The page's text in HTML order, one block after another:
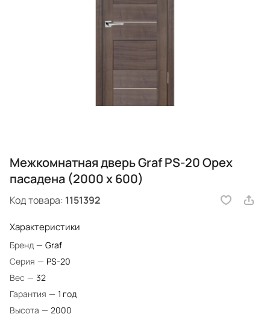
Межкомнатная дверь Graf PS-20 Орех
пасадена (2000 х 600)
Код товара: 1151392
Характеристики
Бренд — Graf
Серия — PS-20
Вес — 32
Гарантия — 1 год
Высота — 2000